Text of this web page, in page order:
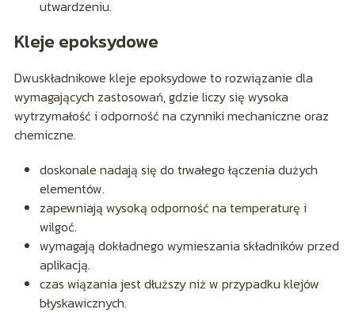
utwardzeniu.
Kleje epoksydowe
Dwuskładnikowe kleje epoksydowe to rozwiązanie dla
wymagających zastosowań, gdzie liczy się wysoka
wytrzymałość i odporność na czynniki mechaniczne oraz
chemiczne.
doskonale nadają się do trwałego łączenia dużych
elementów.
zapewniają wysoką odporność na temperaturę i
wilgoć.
wymagają dokładnego wymieszania składników przed
aplikacją.
czas wiązania jest dłuższy niż w przypadku klejów
błyskawicznych.